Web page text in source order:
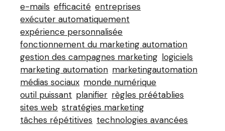
e-mails efficacité entreprises
exécuter automatiquement
expérience personnalisée
fonctionnement du marketing automation
gestion des campagnes marketing logiciels
marketing automation marketingautomation
médias sociaux monde numérique
outil puissant planifier règles préétablies
sites web stratégies marketing
tâches répétitives technologies avancées